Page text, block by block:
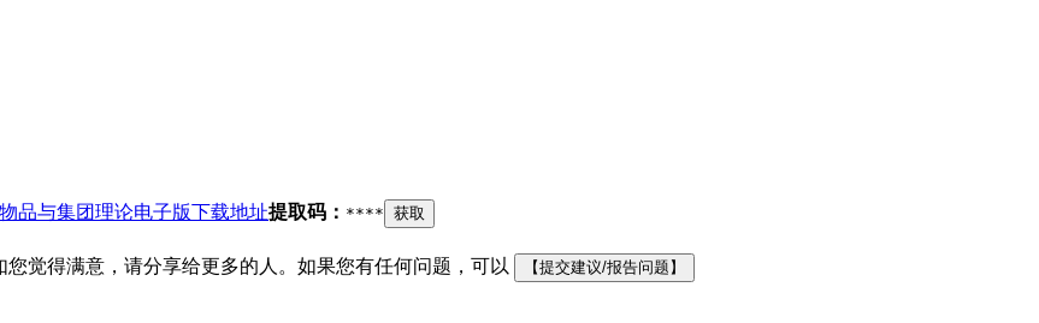
品与集团理论电子版下载地址提取码： **** 获取
觉得满意，请分享给更多的人。如果您有任何问题，可以
【提交建议/报告问题】